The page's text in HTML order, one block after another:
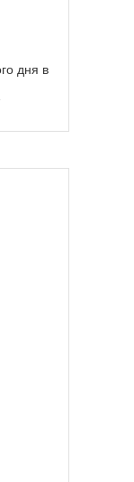
дня в